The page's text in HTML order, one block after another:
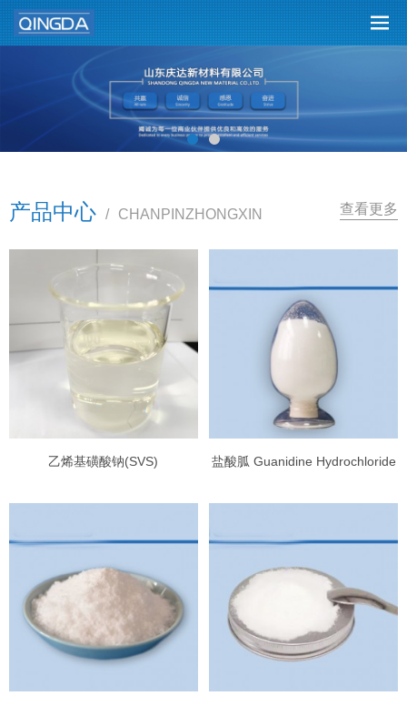
产品中心 / CHANPINZHONGXIN 查看更多
乙烯基磺酸钠(SVS) 盐酸胍 Guanidine Hydrochloride